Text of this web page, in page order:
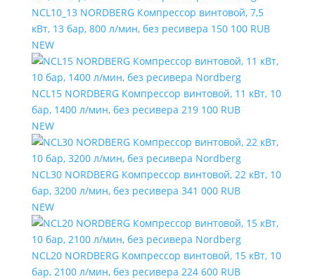
NCL10_13 NORDBERG Компрессор винтовой, 7,5
кВт, 13 бар, 800 л/мин, без ресивера 150 100 RUB
NEW
NCL15 NORDBERG Компрессор винтовой, 11 кВт, 10
бар, 1400 л/мин, без ресивера 219 100 RUB
NEW
NCL30 NORDBERG Компрессор винтовой, 22 кВт, 10
бар, 3200 л/мин, без ресивера 341 000 RUB
NEW
NCL20 NORDBERG Компрессор винтовой, 15 кВт, 10
бар, 2100 л/мин, без ресивера 224 600 RUB